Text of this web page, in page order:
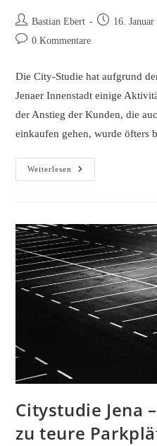
Beitrags-
Autor:
Bastian Ebert
Beitrag16. Januar
Beitrags-0 Kommentare
Die City-Studie hat aufgrund
Jenaer Innenstadt einige
der Anstieg der Kunden, die
einkaufen gehen, wurde öfters
Weiterlesen
Citystudie
Jena
Ins
Internet
Ab
Citystudie Jena
zu teure